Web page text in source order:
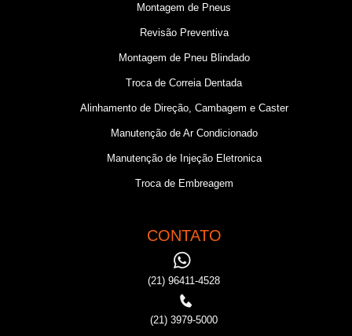
Montagem de Pneus
Revisão Preventiva
Montagem de Pneu Blindado
Troca de Correia Dentada
Alinhamento de Direção, Cambagem e Caster
Manutenção de Ar Condicionado
Manutenção de Injeção Eletronica
Troca de Embreagem
CONTATO
(21) 96411-4528
(21) 3979-5000